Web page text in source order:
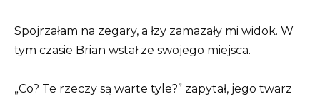
Spojrzałam na zegary, a łzy zamazały mi widok. W
tym czasie Brian wstał ze swojego miejsca.
„Co? Te rzeczy są warte tyle?” zapytał, jego twarz